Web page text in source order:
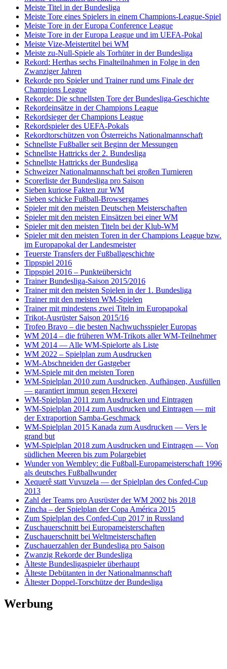
Meiste Titel in der Bundesliga
Meiste Tore eines Spielers in einem Champions-League-Spiel
Meiste Tore in der Europa Conference League
Meiste Tore in der Europa League und im UEFA-Pokal
Meiste Vize-Meistertitel bei WM
Meiste zu-Null-Spiele als Torhüter in der Bundesliga
Rekord: Herthas sechs Finalteilnahmen in Folge in den
Zwanziger Jahren
Rekorde pro Spieler und Trainer rund ums Finale der
Champions League
Rekorde: Die schnellsten Tore der Bundesliga-Geschichte
Rekordeinsätze in der Champions League
Rekordsieger der Champions League
Rekordspieler des UEFA-Pokals
Rekordtorschützen von Österreichs Nationalmannschaft
Schnellste Fußballer seit Beginn der Messungen
Schnellste Hattricks der 2. Bundesliga
Schnellste Hattricks der Bundesliga
Schweizer Nationalmannschaft bei großen Turnieren
Scorerliste der Bundesliga pro Saison
Sieben kuriose Fakten zur WM
Sieben schicke Fußball-Browsergames
Spieler mit den meisten Deutschen Meisterschaften
Spieler mit den meisten Einsätzen bei einer WM
Spieler mit den meisten Titeln bei der Klub-WM
Spieler mit den meisten Toren in der Champions League bzw.
im Europapokal der Landesmeister
Teuerste Transfers der Fußballgeschichte
Tippspiel 2016
Tippspiel 2016 – Punkteübersicht
Trainer Bundesliga-Saison 2015/2016
Trainer mit den meisten Spielen in der 1. Bundesliga
Trainer mit den meisten WM-Spielen
Trainer mit mindestens zwei Titeln im Europapokal
Trikot-Ausrüster Saison 2015/16
Trofeo Bravo – die besten Nachwuchsspieler Europas
WM 2014 – die früheren WM-Trikots aller WM-Teilnehmer
WM 2014 — Alle WM-Spielorte als Liste
WM 2022 – Spielplan zum Ausdrucken
WM-Abschneiden der Gastgeber
WM-Spiele mit den meisten Toren
WM-Spielplan 2010 zum Ausdrucken, Aufhängen, Ausfüllen
— garantiert immun gegen Hexerei
WM-Spielplan 2011 zum Ausdrucken und Eintragen
WM-Spielplan 2014 zum Ausdrucken und Eintragen — mit
der Extraportion Samba-Geschmack
WM-Spielplan 2015 Kanada zum Ausdrucken — Vers le
grand but
WM-Spielplan 2018 zum Ausdrucken und Eintragen — Von
südlichen Meeren bis zum Polargebiet
Wunder von Wembley: die Fußball-Europameisterschaft 1996
als deutsches Fußballwunder
Xequerê statt Vuvuzela — der Spielplan des Confed-Cup
2013
Zahl der Teams pro Ausrüster der WM 2002 bis 2018
Zincha – der Spielplan der Copa América 2015
Zum Spielplan des Confed-Cup 2017 in Russland
Zuschauerschnitt bei Europameisterschaften
Zuschauerschnitt bei Weltmeisterschaften
Zuschauerzahlen der Bundesliga pro Saison
Zwanzig Rekorde der Bundesliga
Älteste Bundesligaspieler überhaupt
Älteste Debütanten in der Nationalmannschaft
Ältester Doppel-Torschütze der Bundesliga
Werbung